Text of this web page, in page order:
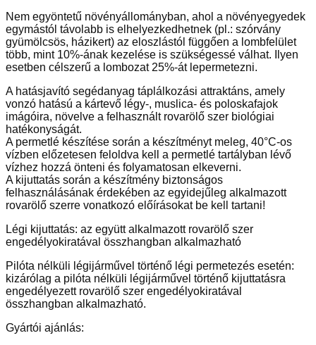
Nem egyöntetű növényállományban, ahol a növényegyedek
egymástól távolabb is elhelyezkedhetnek (pl.: szórvány
gyümölcsös, házikert) az eloszlástól függően a lombfelület
több, mint 10%-ának kezelése is szükségessé válhat. Ilyen
esetben célszerű a lombozat 25%-át lepermetezni.
A hatásjavító segédanyag táplálkozási attraktáns, amely
vonzó hatású a kártevő légy-, muslica- és poloskafajok
imágóira, növelve a felhasznált rovarölő szer biológiai
hatékonyságát.
A permetlé készítése során a készítményt meleg, 40°C-os
vízben előzetesen feloldva kell a permetlé tartályban lévő
vízhez hozzá önteni és folyamatosan elkeverni.
A kijuttatás során a készítmény biztonságos
felhasználásának érdekében az egyidejűleg alkalmazott
rovarölő szerre vonatkozó előírásokat be kell tartani!
Légi kijuttatás: az együtt alkalmazott rovarölő szer
engedélyokiratával összhangban alkalmazható
Pilóta nélküli légijárművel történő légi permetezés esetén:
kizárólag a pilóta nélküli légijárművel történő kijuttatásra
engedélyezett rovarölő szer engedélyokiratával
összhangban alkalmazható.
Gyártói ajánlás: